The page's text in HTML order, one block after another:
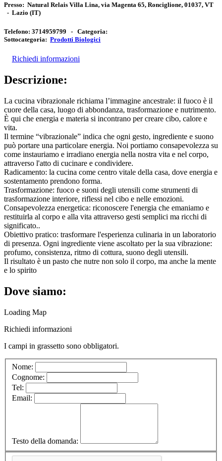
Presso: Natural Relais Villa Lina, via Magenta 65, Ronciglione, 01037, VT
- Lazio (IT)
Telefono: 3714959799 - Categoria:
Sottocategoria: Prodotti Biologici
Richiedi informazioni
Descrizione:
La cucina vibrazionale richiama l’immagine ancestrale: il fuoco è il
cuore della casa, luogo di abbondanza, trasformazione e nutrimento.
È qui che energia e materia si incontrano per creare cibo, calore e
vita.
Il termine “vibrazionale” indica che ogni gesto, ingrediente e suono
può portare una particolare energia. Noi portiamo consapevolezza su
come instauriamo e irradiano energia nella nostra vita e nel corpo,
attraverso l'atto di cucinare e condividere.
Radicamento: la cucina come centro vitale della casa, dove energia e
sostentamento prendono forma.
Trasformazione: fuoco e suoni degli utensili come strumenti di
trasformazione interiore, riflessi nel cibo e nelle emozioni.
Consapevolezza energetica: riconoscere l'energia che emaniamo e
restituirla al corpo e alla vita attraverso gesti semplici ma ricchi di
significato..
Obiettivo pratico: trasformare l'esperienza culinaria in un laboratorio
di presenza. Ogni ingrediente viene ascoltato per la sua vibrazione:
profumo, consistenza, ritmo di cottura, suono degli utensili.
Il risultato è un pasto che nutre non solo il corpo, ma anche la mente
e lo spirito
Dove siamo:
Loading Map
Richiedi informazioni
I campi in grassetto sono obbligatori.
Nome:
Cognome:
Tel:
Email:
Testo della domanda: